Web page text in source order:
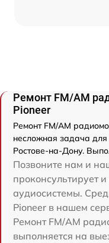
Ремонт FM/AM
Pioneer
Ремонт FM/AM
несложная задача для
Ростове-на-Дону.
Позвоните нам и
проконсультирует
аудиосистемы.
Pioneer в нашем
Ремонт FM/AM
выполняется на